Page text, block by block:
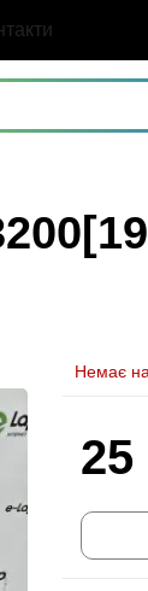
Немає
25